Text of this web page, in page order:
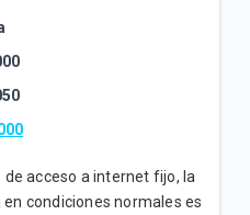
de acceso a internet fijo, la
condiciones normales es